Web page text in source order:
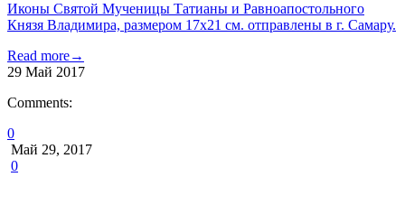
Иконы Святой Мученицы Татианы и Равноапостольного
Князя Владимира, размером 17х21 см. отправлены в г. Самару.
Read more→
29 Май 2017
Comments:
0
Май 29, 2017
0